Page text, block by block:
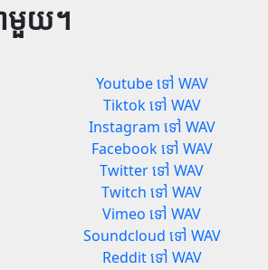
ាមួយ។
Youtube ទៅ WAV
Tiktok ទៅ WAV
Instagram ទៅ WAV
Facebook ទៅ WAV
Twitter ទៅ WAV
Twitch ទៅ WAV
Vimeo ទៅ WAV
Soundcloud ទៅ WAV
Reddit ទៅ WAV